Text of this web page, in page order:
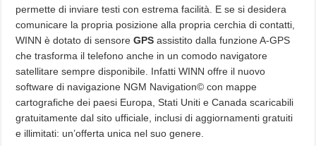
permette di inviare testi con estrema facilità. E se si desidera
comunicare la propria posizione alla propria cerchia di contatti,
WINN è dotato di sensoreGPS assistito dalla funzione A-GPS
che trasforma il telefono anche in un comodo navigatore
satellitare sempre disponibile. Infatti WINN offre il nuovo
software di navigazione NGM Navigation© con mappe
cartografiche dei paesi Europa, Stati Uniti e Canada scaricabili
gratuitamente dal sito ufficiale, inclusi di aggiornamenti gratuiti
e illimitati: un’offerta unica nel suo genere.